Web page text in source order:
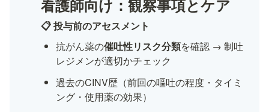
看護師向け：観察事項とケア
📋 投与前のアセスメント
抗がん薬の催吐性リスク分類を確認 → 制吐
レジメンが適切かチェック
過去のCINV歴（前回の嘔吐の程度・タイミ
ング・使用薬の効果）